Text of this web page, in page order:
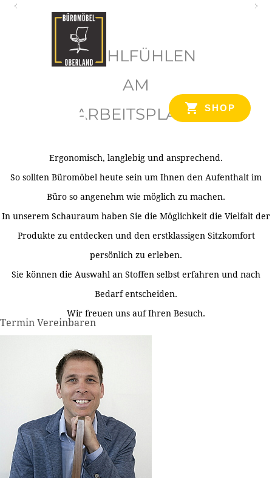
SHOP
WOHLFÜHLEN
AM
ARBEITSPLATZ
Ergonomisch, langlebig und ansprechend.
So sollten Büromöbel heute sein um Ihnen den Aufenthalt im
Büro so angenehm wie möglich zu machen.
In unserem Schauraum haben Sie die Möglichkeit die Vielfalt der
Produkte zu entdecken und den erstklassigen Sitzkomfort
persönlich zu erleben.
Sie können die Auswahl an Stoffen selbst erfahren und nach
Bedarf entscheiden.
Wir freuen uns auf Ihren Besuch.
Termin Vereinbaren